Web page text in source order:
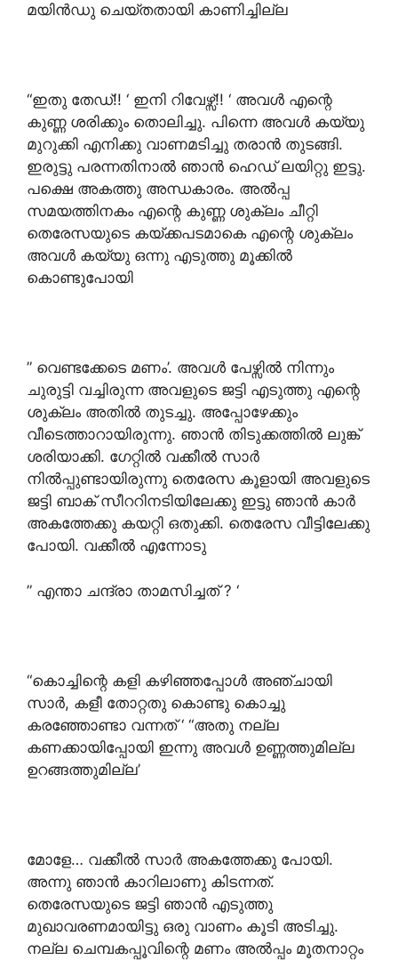
മയിൻഡു ചെയ്തതായി കാണിച്ചില്ല
“ഇതു തേഡ്!! ‘ ഇനി റിവേഴ്സ്!! ‘ അവൾ എന്റെ
കുണ്ണ ശരിക്കും തൊലിച്ചു. പിന്നെ അവൾ കയ്യു
മുറുക്കി എനിക്കു വാണമടിച്ചു തരാൻ തുടങ്ങി.
ഇരുട്ടു പരന്നതിനാൽ ഞാൻ ഹെഡ് ലയിറ്റു ഇട്ടു.
പക്ഷെ അകത്തു അന്ധകാരം. അൽപ്പ
സമയത്തിനകം എന്റെ കുണ്ണ ശുക്ലം ചീറ്റി
തെരേസയുടെ കയ്ക്കപടമാകെ എന്റെ ശുക്ലം
അവൾ കയ്യു ഒന്നു എടുത്തു മൂക്കിൽ
കൊണ്ടുപോയി
” വെണ്ടക്കേടെ മണം’. അവൾ പേഴ്സിൽ നിന്നും
ചുരുട്ടി വച്ചിരുന്ന അവളുടെ ജട്ടി എടുത്തു എന്റെ
ശുക്ലം അതിൽ തുടച്ചു. അപ്പോഴേക്കും
വീടെത്താറായിരുന്നു. ഞാൻ തിടുക്കത്തിൽ ലുങ്ക്
ശരിയാക്കി. ഗേറ്റിൽ വക്കീൽ സാർ
നിൽപ്പുണ്ടായിരുന്നു തെരേസ കൂളായി അവളുടെ
ജട്ടി ബാക് സീററിനടിയിലേക്കു ഇട്ടു ഞാൻ കാർ
അകത്തേക്കു കയറ്റി ഒതുക്കി. തെരേസ വീട്ടിലേക്കു
പോയി. വക്കീൽ എന്നോടു
” എന്താ ചന്ദ്രാ താമസിച്ചത് ? ‘
“കൊച്ചിന്റെ കളി കഴിഞ്ഞപ്പോൾ അഞ്ചായി
സാർ, കളീ തോറ്റതു കൊണ്ടു കൊച്ചു
കരഞ്ഞോണ്ടാ വന്നത് ‘ “അതു നല്ല
കണക്കായിപ്പോയി ഇന്നു അവൾ ഉണ്ണത്തുമില്ല
ഉറങ്ങത്തുമില്ല’
മോളേ… വക്കീൽ സാർ അകത്തേക്കു പോയി.
അന്നു ഞാൻ കാറിലാണു കിടന്നത്.
തെരേസയുടെ ജട്ടി ഞാൻ എടുത്തു
മുഖാവരണമായിട്ടു ഒരു വാണം കൂടി അടിച്ചു.
നല്ല ചെമ്പകപ്പൂവിന്റെ മണം അൽപ്പം മൂതനാറ്റം